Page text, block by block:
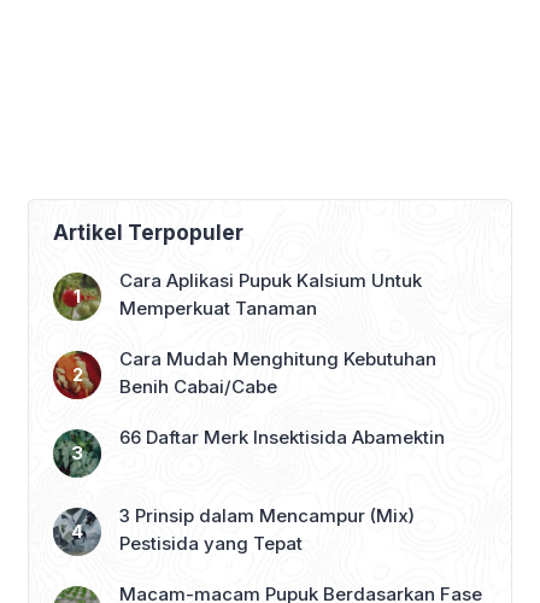
Artikel Terpopuler
Cara Aplikasi Pupuk Kalsium Untuk
Memperkuat Tanaman
Cara Mudah Menghitung Kebutuhan
Benih Cabai/Cabe
66 Daftar Merk Insektisida Abamektin
3 Prinsip dalam Mencampur (Mix)
Pestisida yang Tepat
Macam-macam Pupuk Berdasarkan Fase